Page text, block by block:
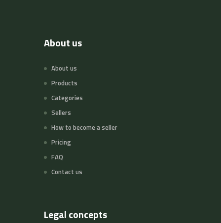
About us
About us
Products
Categories
Sellers
How to become a seller
Pricing
FAQ
Contact us
Legal concepts